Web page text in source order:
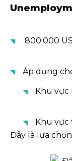
800.000
Áp dụng
Khu vực
Khu vực
Đây là lựa